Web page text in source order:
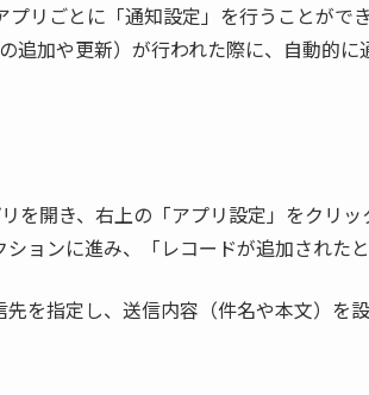
リごとに「通知設定」を行うことがで
追加や更新）が行われた際に、自動的に
を開き、右上の「アプリ設定」をクリッ
ションに進み、「レコードが追加され
先を指定し、送信内容（件名や本文）を設